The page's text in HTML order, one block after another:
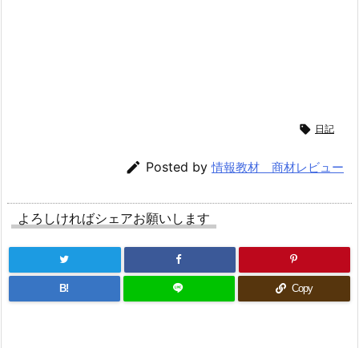
 日記
 Posted by情報教材 商材レビュー
よろしければシェアお願いします
B! Copy